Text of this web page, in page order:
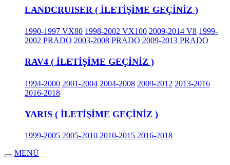
LANDCRUISER ( İLETİŞİME GEÇİNİZ )
1990-1997 VX80 1998-2002 VX100 2009-2014 V8 1999-
2002 PRADO 2003-2008 PRADO 2009-2013 PRADO
RAV4 ( İLETİŞİME GEÇİNİZ )
1994-2000 2001-2004 2004-2008 2009-2012 2013-2016
2016-2018
YARIS ( İLETİŞİME GEÇİNİZ )
1999-2005 2005-2010 2010-2015 2016-2018
MENÜ